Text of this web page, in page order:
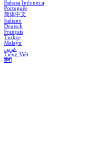
Bahasa Indonesia
Português
简体中文
Italiano
Deutsch
Français
Türkçe
Melayu
عربي
Tiếng Việt
हिंदी